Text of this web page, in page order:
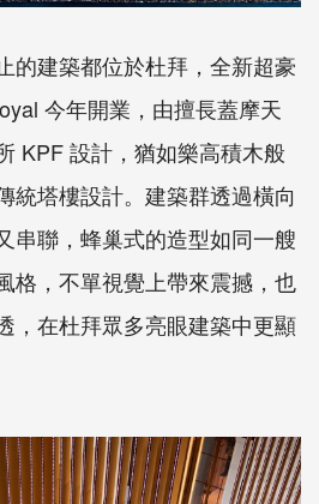
的建築都位於杜拜，全新超豪
今年開業，由擅長蓋摩天
KPF 設計，猶如樂高積木般
統塔樓設計。建築群透過橫向
串聯，蜂巢式的造型如同一艘
格，不單視覺上帶來震撼，也
，在杜拜眾多亮眼建築中更顯